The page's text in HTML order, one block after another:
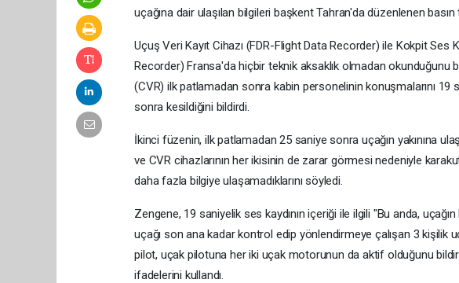
uçağına dair ulaşılan bilgileri başkent Tahran'da düzenlenen
Uçuş Veri Kayıt Cihazı (FDR-Flight Data Recorder) ile Kokpit Ses
Recorder) Fransa'da hiçbir teknik aksaklık olmadan okunduğunu
(CVR) ilk patlamadan sonra kabin personelinin konuşmalarını
sonra kesildiğini bildirdi.
İkinci füzenin, ilk patlamadan 25 saniye sonra uçağın yakınına
ve CVR cihazlarının her ikisinin de zarar görmesi nedeniyle
daha fazla bilgiye ulaşamadıklarını söyledi.
Zengene, 19 saniyelik ses kaydının içeriği ile ilgili "Bu anda,
uçağı son ana kadar kontrol edip yönlendirmeye çalışan 3 kişilik
pilot, uçak pilotuna her iki uçak motorunun da aktif olduğunu
ifadelerini kullandı.